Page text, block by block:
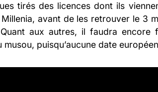
tirés des licences dont ils
avant de les retrouver le 3
aux autres, il faudra
musou, puisqu’aucune date